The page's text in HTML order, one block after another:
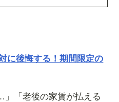
に後悔する！期間限定の
」「老後の家賃が払える